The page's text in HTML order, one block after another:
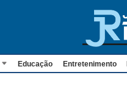
Educação Entretenimento